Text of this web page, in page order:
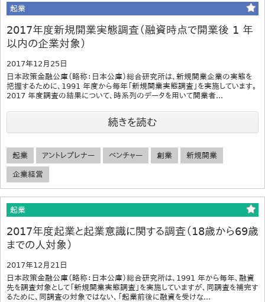
起業
2017年度新規開業実態調査（融資時点で開業後 1 年
以内の企業対象）
2017年12月25日
日本政策金融公庫（略称：日本公庫）総合研究所は、新規開業企業の実態を
把握するために、1991 年度から毎年「新規開業実態調査」を実施しています。
2017 年度調査の結果について、時系列のデータを用いて開業者...
続きを読む
起業 アントレプレナー ベンチャー 創業 新規開業
企業経営
起業
2017年度起業と起業意識に関する調査（18歳から69歳
までの人対象）
2017年12月21日
日本政策金融公庫（略称：日本公庫）総合研究所は、1991 年から毎年、融資
先を調査対象として「新規開業実態調査」を実施していますが、同調査を補完す
るために、同調査の対象ではない、「起業前後に融資を受けな...